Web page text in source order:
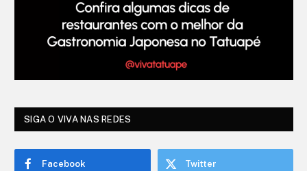
SIGA O VIVA NAS REDES
Facebook Twitter